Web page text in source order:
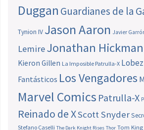
Duggan Guardianes de la
Tynion IV Jason Aaron Javier
LemireJonathan Hickman
Kieron Gillen La Imposible Patrulla-X
Fantásticos Los Vengadores
Marvel Comics Patrulla-X
Reinado de XScott Snyder
Stefano Caselli The Dark Knight Rises Thor Tom King